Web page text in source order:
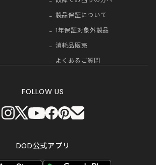
製品保証について
1年保証対象外製品
消耗品販売
よくあるご質問
FOLLOW US
DOD公式アプリ